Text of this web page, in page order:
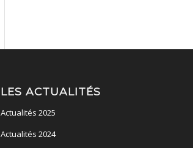
LES ACTUALITÉS
Actualités 2025
Actualités 2024